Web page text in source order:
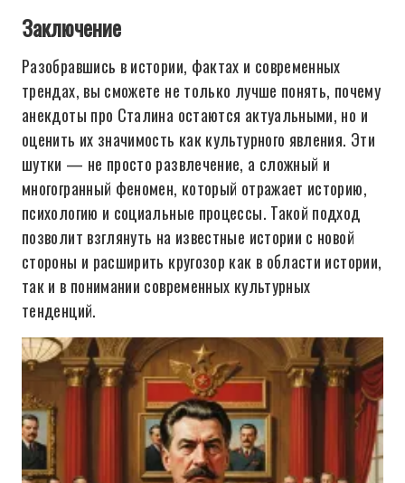
Заключение
Разобравшись в истории, фактах и современных
трендах, вы сможете не только лучше понять, почему
анекдоты про Сталина остаются актуальными, но и
оценить их значимость как культурного явления. Эти
шутки — не просто развлечение, а сложный и
многогранный феномен, который отражает историю,
психологию и социальные процессы. Такой подход
позволит взглянуть на известные истории с новой
стороны и расширить кругозор как в области истории,
так и в понимании современных культурных
тенденций.